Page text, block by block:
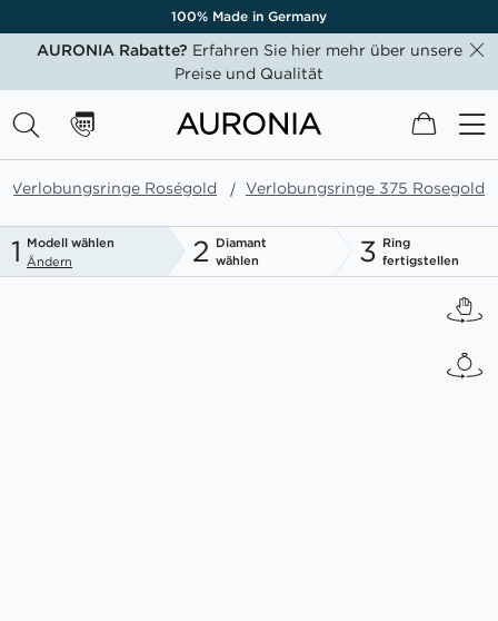
100% Made in Germany
AURONIA Rabatte? Erfahren Sie hier mehr über unsere
Preise und Qualität
Mein
Verlobungsringe Roségold Verlobungsringe 375 Rosegold
1 Modell wählen
Ändern
2 Diamant
wählen
3 Ring
fertigstellen